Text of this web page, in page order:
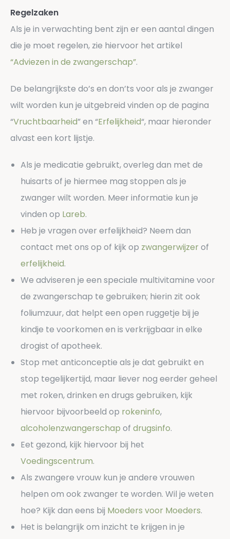
Regelzaken
Als je in verwachting bent zijn er een aantal dingen
die je moet regelen, zie hiervoor het artikel
“Adviezen in de zwangerschap”.
De belangrijkste do’s en don’ts voor als je zwanger
wilt worden kun je uitgebreid vinden op de pagina
“Vruchtbaarheid” en “Erfelijkheid“, maar hieronder
alvast een kort lijstje.
Als je medicatie gebruikt, overleg dan met de
huisarts of je hiermee mag stoppen als je
zwanger wilt worden. Meer informatie kun je
vinden op Lareb.
Heb je vragen over erfelijkheid? Neem dan
contact met ons op of kijk op zwangerwijzer of
erfelijkheid.
We adviseren je een speciale multivitamine voor
de zwangerschap te gebruiken; hierin zit ook
foliumzuur, dat helpt een open ruggetje bij je
kindje te voorkomen en is verkrijgbaar in elke
drogist of apotheek.
Stop met anticonceptie als je dat gebruikt en
stop tegelijkertijd, maar liever nog eerder geheel
met roken, drinken en drugs gebruiken, kijk
hiervoor bijvoorbeeld op rokeninfo,
alcoholenzwangerschap of drugsinfo.
Eet gezond, kijk hiervoor bij het
Voedingscentrum.
Als zwangere vrouw kun je andere vrouwen
helpen om ook zwanger te worden. Wil je weten
hoe? Kijk dan eens bij Moeders voor Moeders.
Het is belangrijk om inzicht te krijgen in je